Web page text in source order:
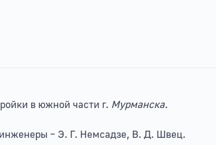
в южной части г. Мурманска.
– Э. Г. Немсадзе, В. Д. Швец.